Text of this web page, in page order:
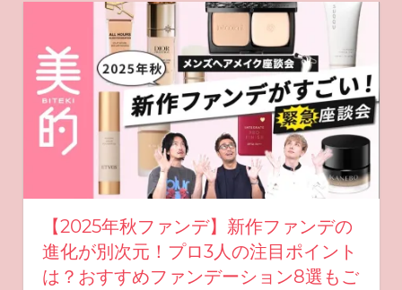
【2025年秋ファンデ】新作ファンデの
進化が別次元！プロ3人の注目ポイント
は？おすすめファンデーション8選もご